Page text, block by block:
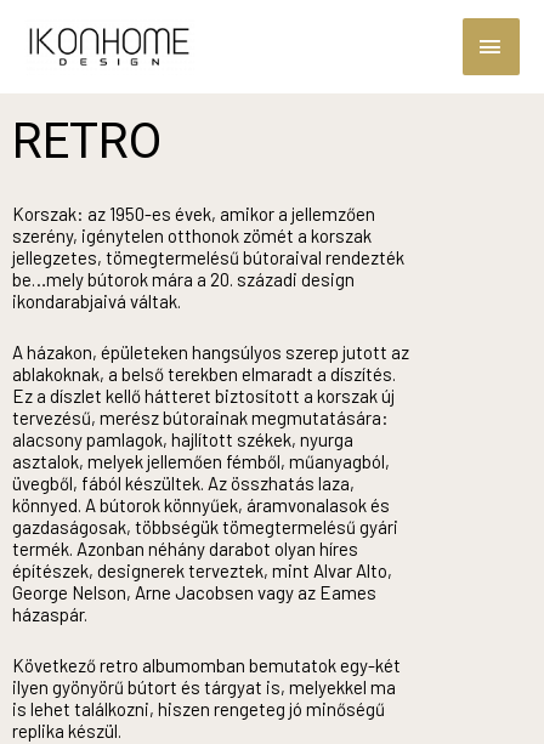
RETRO
Korszak: az 1950-es évek, amikor a jellemzően
szerény, igénytelen otthonok zömét a korszak
jellegzetes, tömegtermelésű bútoraival rendezték
be…mely bútorok mára a 20. századi design
ikondarabjaivá váltak.
A házakon, épületeken hangsúlyos szerep jutott az
ablakoknak, a belső terekben elmaradt a díszítés.
Ez a díszlet kellő hátteret biztosított a korszak új
tervezésű, merész bútorainak megmutatására:
alacsony pamlagok, hajlított székek, nyurga
asztalok, melyek jellemően fémből, műanyagból,
üvegből, fából készültek. Az összhatás laza,
könnyed. A bútorok könnyűek, áramvonalasok és
gazdaságosak, többségük tömegtermelésű gyári
termék. Azonban néhány darabot olyan híres
építészek, designerek terveztek, mint Alvar Alto,
George Nelson, Arne Jacobsen vagy az Eames
házaspár.
Következő retro albumomban bemutatok egy-két
ilyen gyönyörű bútort és tárgyat is, melyekkel ma
is lehet találkozni, hiszen rengeteg jó minőségű
replika készül.